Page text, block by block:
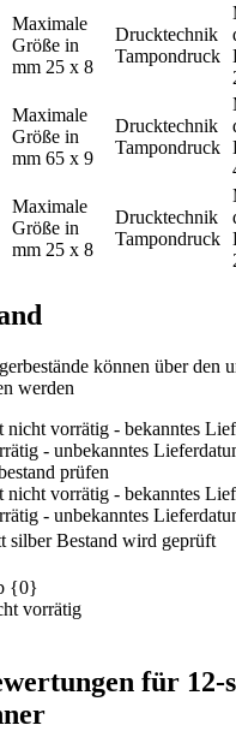
Maximale
Größe in
mm 25 x 8
Drucktechnik
Tampondruck
Maximale
Größe in
mm 65 x 9
Drucktechnik
Tampondruck
Maximale
Größe in
mm 25 x 8
Drucktechnik
Tampondruck
können über den
werden
nicht vorrätig - bekanntes
- unbekanntes
prüfen
nicht vorrätig - bekanntes
- unbekanntes
silber Bestand wird geprüft
{0}
vorrätig
für 12-